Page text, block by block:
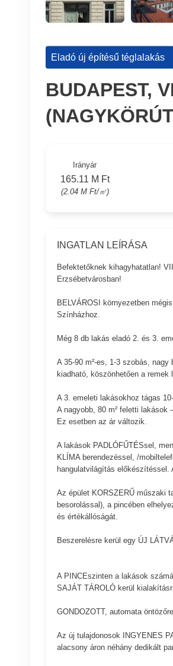
Eladó új építésű téglalakás
BUDAPEST,
Irányár
165.11 M Ft
(2.04 M Ft/㎡)
INGATLAN LEÍRÁSA
Befektetőknek kihagyhatatlan!
Erzsébetvárosban!
BELVÁROSI környezetben
Színházhoz.
Még 8 db lakás eladó 2. és 3.
A 35-90 m²-es, 1-3 szobás,
kiadható, köszönhetően a
A 3. emeleti lakásokhoz tágas
A nagyobb, 80 m² feletti
Ez esetben az ár változik.
A lakások PADLÓFŰTÉSsel,
KLÍMA berendezéssel, /
hangulatvilágítás előkészítéssel.
Az épület KORSZERŰ műszaki
besorolással), a pincében
és értékállóságát.
Beszerelésre kerül egy ÚJ
A PINCEszinten a lakások
SAJÁT TÁROLÓ kerül
GONDOZOTT, automata
Az új tulajdonosok INGYENES
alacsony áron néhány dedikált